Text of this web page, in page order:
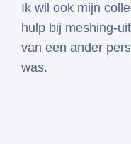
Ik wil ook mijn
hulp bij meshing-
van een ander
was.